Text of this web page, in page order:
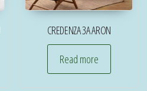
CREDENZA 3A ARON
Read more